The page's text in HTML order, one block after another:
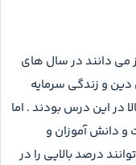
می دانند در سال های
و زندگی سرمایه
در این درس بودند . اما
و دانش آموزان و
درصد بالایی را در